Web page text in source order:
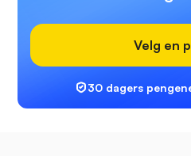
Velg en
30 dagers